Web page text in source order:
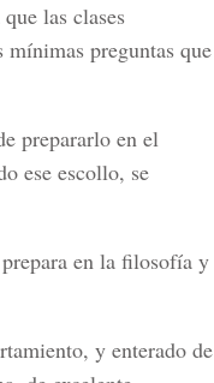
las clases
mínimas preguntas que
prepararlo en el
ese escollo, se
en la filosofía y
y enterado de